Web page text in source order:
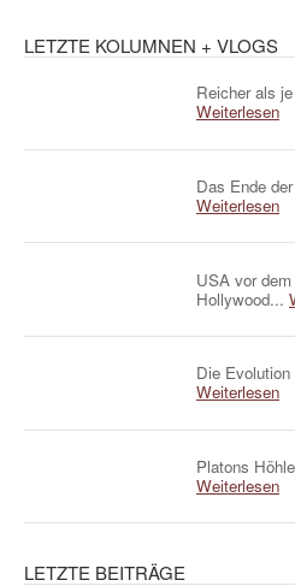
LETZTE KOLUMNEN + VLOGS
Reicher als
Weiterlesen
Das Ende
Weiterlesen
USA vor
Hollywood...
Die
Weiterlesen
Platons
Weiterlesen
LETZTE BEITRÄGE